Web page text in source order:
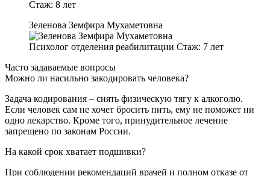
Стаж: 8 лет
Зеленова Земфира Мухаметовна
Психолог отделения реабилитации Стаж: 7 лет
Часто задаваемые вопросы
Можно ли насильно закодировать человека?
Задача кодирования – снять физическую тягу к алкоголю.
Если человек сам не хочет бросить пить, ему не поможет ни
одно лекарство. Кроме того, принудительное лечение
запрещено по законам России.
На какой срок хватает подшивки?
При соблюдении рекомендаций врачей и полном отказе от